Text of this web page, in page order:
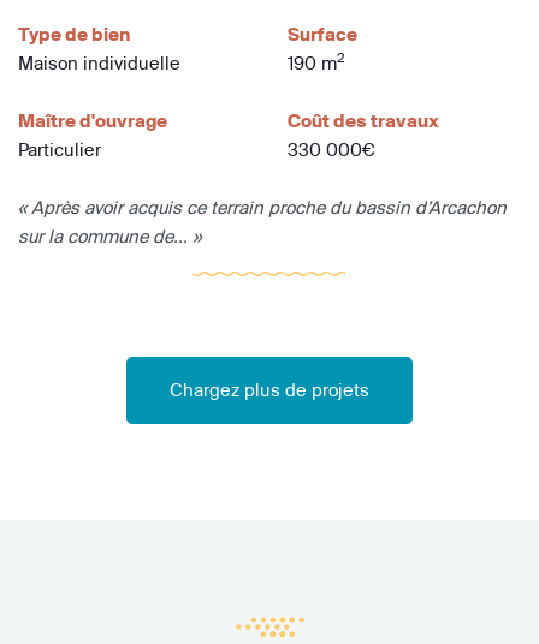
Type de bien
Maison individuelle
Surface
190 m2
Maître d'ouvrage
Particulier
Coût des travaux
330 000€
« Après avoir acquis ce terrain proche du bassin d’Arcachon
sur la commune de... »
Chargez plus de projets